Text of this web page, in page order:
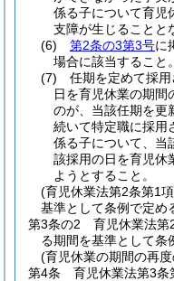
係る子について育児
支障が生じることと
(6)
第2条の3第3号に
場合に該当すること。
(7)
任期を定めて採
日を育児休業の期間
のが、当該任期を更
続いて特定職に採用
係る子について、当
該採用の日を育児休
ようとすること。
(育児休業法第2条第1
基準として条例で定め
第3条の2
育児休業法第
る期間を基準として条
(育児休業の期間の再
第4条
育児休業法第3条